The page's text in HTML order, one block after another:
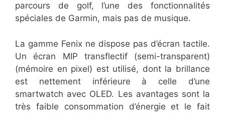
parcours de golf, l’une des fonctionnalités
spéciales de Garmin, mais pas de musique.
La gamme Fenix ne dispose pas d’écran tactile.
Un écran MIP transflectif (semi-transparent)
(mémoire en pixel) est utilisé, dont la brillance
est nettement inférieure à celle d’une
smartwatch avec OLED. Les avantages sont la
très faible consommation d’énergie et le fait